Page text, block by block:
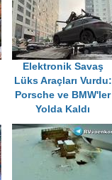
Elektronik Savaş
Lüks Araçları Vurdu:
Porsche ve BMW'ler
Yolda Kaldı